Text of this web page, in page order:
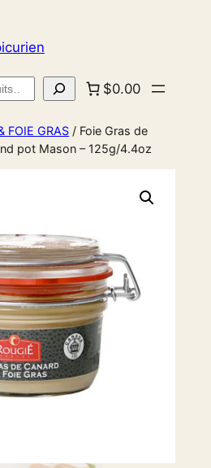
$0.00
FOIE GRAS / Foie Gras de
pot Mason – 125g/4.4oz